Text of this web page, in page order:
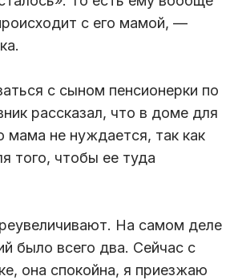
с его мамой, —
с сыном пенсионерки по
рассказал, что в доме для
мама не нуждается, так как
того, чтобы ее туда
На самом деле
было всего два. Сейчас с
она спокойна, я приезжаю